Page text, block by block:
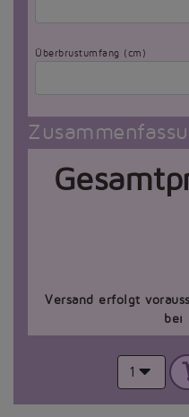
Überbrustumfang (cm)
Versand erfolgt
bei
1